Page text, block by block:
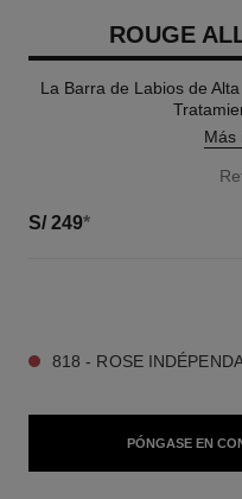
ROUGE
La Barra de Labios de
Más
S/ 249*
818 - ROSE
PÓNGASE EN